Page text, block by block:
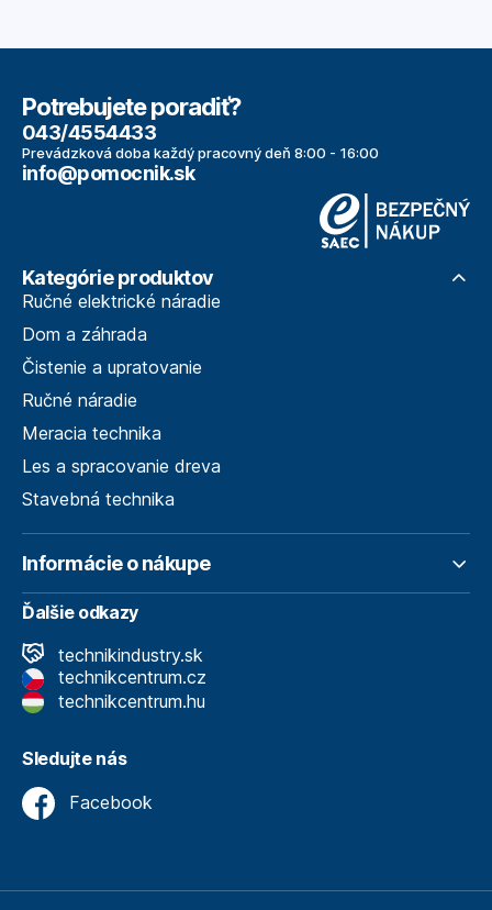
Potrebujete poradiť?
043/4554433
Prevádzková doba každý pracovný deň 8:00 - 16:00
info@pomocnik.sk
Kategórie produktov
Ručné elektrické náradie
Dom a záhrada
Čistenie a upratovanie
Ručné náradie
Meracia technika
Les a spracovanie dreva
Stavebná technika
Informácie o nákupe
Ďalšie odkazy
technikindustry.sk
technikcentrum.cz
technikcentrum.hu
Sledujte nás
Facebook